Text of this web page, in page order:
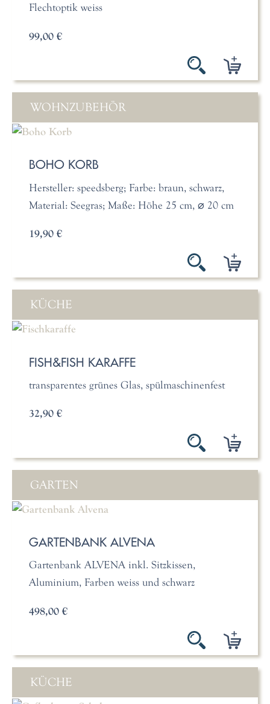
Flechtoptik weiss
99,00 €
WOHNZUBEHÖR
BOHO KORB
Hersteller: speedsberg; Farbe: braun, schwarz,
Material: Seegras; Maße: Höhe 25 cm, ⌀ 20 cm
19,90 €
KÜCHE
FISH&FISH KARAFFE
transparentes grünes Glas, spülmaschinenfest
32,90 €
GARTEN
GARTENBANK ALVENA
Gartenbank ALVENA inkl. Sitzkissen,
Aluminium, Farben weiss und schwarz
498,00 €
KÜCHE